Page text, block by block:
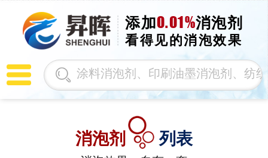
添加0.01%消泡剂
看得见的消泡效果
消泡剂 列表